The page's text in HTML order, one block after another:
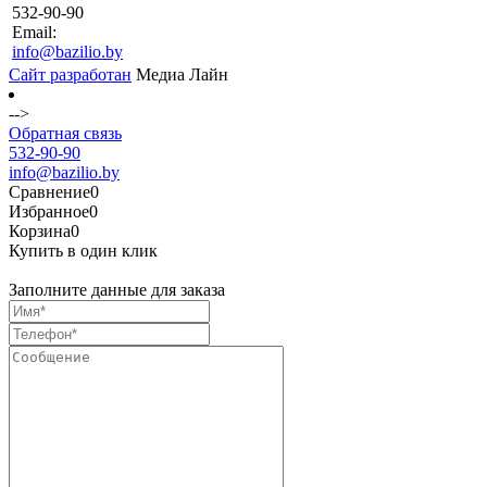
532-90-90
Email:
info@bazilio.by
Сайт разработан Медиа Лайн
-->
Обратная связь
532-90-90
info@bazilio.by
Сравнение0
Избранное0
Корзина0
Купить в один клик
Заполните данные для заказа